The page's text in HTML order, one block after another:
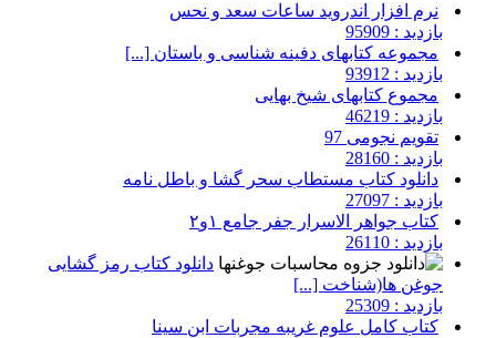
نرم افزار اندروید ساعات سعد و نحس
بازدید : 95909
مجموعه کتابهای دفینه شناسی و باستان [...]
بازدید : 93912
مجموع کتابهای شیخ بهایی
بازدید : 46219
تقویم نجومی 97
بازدید : 28160
دانلود کتاب مستطاب سحر گشا و باطل نامه
بازدید : 27097
کتاب جواهر الاسرار جفر جامع ۱و۲
بازدید : 26110
دانلود کتاب رمز گشایی
جوغن ها(شناخت [...]
بازدید : 25309
کتاب کامل علوم غریبه مجربات ابن سینا